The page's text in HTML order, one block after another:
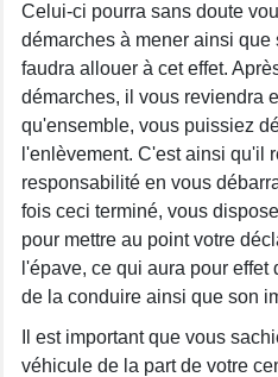
Celui-ci pourra sans doute
démarches à mener ainsi
faudra allouer à cet effet.
démarches, il vous reviendra
qu'ensemble, vous puissiez
l'enlèvement. C'est ainsi qu'il
responsabilité en vous
fois ceci terminé, vous
pour mettre au point votre
l'épave, ce qui aura pour
de la conduire ainsi que son
Il est important que vous
véhicule de la part de votre